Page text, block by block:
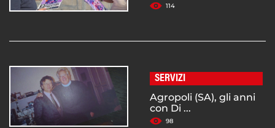
114
SERVIZI
Agropoli (SA), gli anni
con Di ...
98